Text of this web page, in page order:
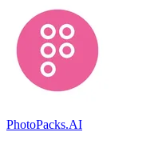
PhotoPacks.AI